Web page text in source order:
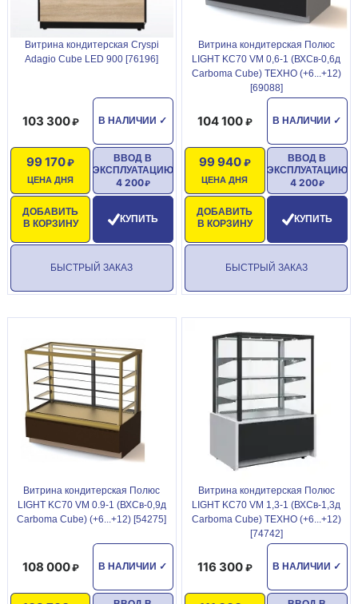
Витрина кондитерская Cryspi
Adagio Cube LED 900 [76196]
В НАЛИЧИИ ✓
103 300
ЦЕНА ДНЯ
99 170
ДОБАВИТЬ
В КОРЗИНУ
ВВОД В
ЭКСПЛУАТАЦИЮ
4 200
КУПИТЬ
БЫСТРЫЙ ЗАКАЗ
Витрина кондитерская Полюс
LIGHT KC70 VM 0,6-1 (ВХСв-0,6д
Carboma Cube) ТЕХНО (+6...+12)
[69088]
В НАЛИЧИИ ✓
104 100
ЦЕНА ДНЯ
99 940
ДОБАВИТЬ
В КОРЗИНУ
ВВОД В
ЭКСПЛУАТАЦИЮ
4 200
КУПИТЬ
БЫСТРЫЙ ЗАКАЗ
Витрина кондитерская Полюс
LIGHT KC70 VM 0.9-1 (ВХСв-0,9д
Carboma Cube) (+6...+12) [54275]
В НАЛИЧИИ ✓
108 000
Витрина кондитерская Полюс
LIGHT KC70 VM 1,3-1 (ВХСв-1,3д
Carboma Cube) ТЕХНО (+6...+12)
[74742]
В НАЛИЧИИ ✓
116 300